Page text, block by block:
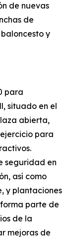
de nuevas
de
y
para
situado en el
abierta,
para
seguridad en
así como
y plantaciones
parte de
de la
mejoras de